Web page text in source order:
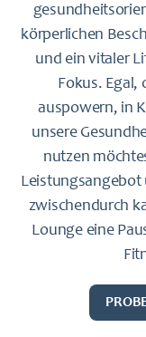
körperlichen
und ein vitaler
Fokus. Egal,
auspowern, in
unsere
nutzen
Leistungsangebot
zwischendurch
Lounge eine